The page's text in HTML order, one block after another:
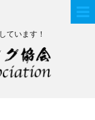
ています！